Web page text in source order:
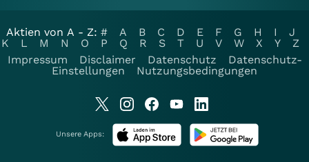
Aktien von A - Z: # A B C D E F G H I
J
K
L M N O P Q R S T U V W X Y
Z
Impressum
Disclaimer Datenschutz
Datenschutz-
Einstellungen
Nutzungsbedingungen
Unsere Apps: